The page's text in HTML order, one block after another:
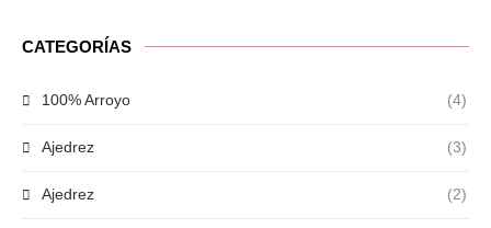
CATEGORÍAS
100% Arroyo (4)
Ajedrez (3)
Ajedrez (2)